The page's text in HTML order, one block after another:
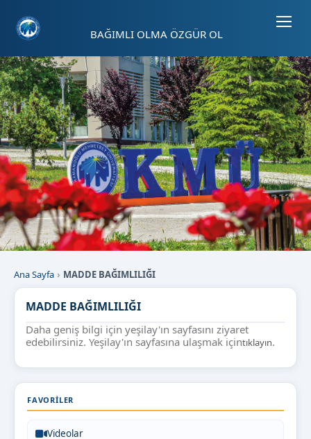
BAĞIMLI OLMA ÖZGÜR OL
Ana Sayfa MADDE BAĞIMLILIĞI
MADDE BAĞIMLILIĞI
Daha geniş bilgi için yeşilay'ın sayfasını ziyaret
edebilirsiniz. Yeşilay'ın sayfasına ulaşmak içintıklayın.
FAVORILER
Videolar